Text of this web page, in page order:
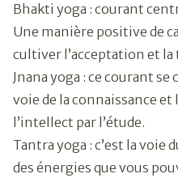
Bhakti yoga : courant
Une manière positive de
cultiver l’acceptation et la
Jnana yoga : ce courant
voie de la connaissance
l’intellect par l’étude.
Tantra yoga : c’est la voie
des énergies que vous